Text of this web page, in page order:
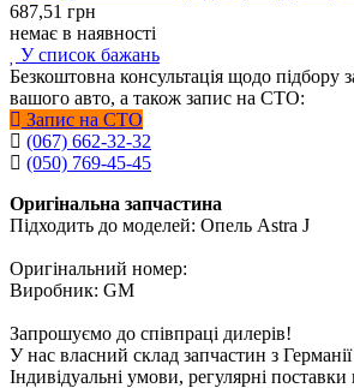
687,51 грн
немає в наявності
У список бажань
Безкоштовна консультація щодо підбору
вашого авто, а також запис на СТО:
Запис на СТО
(067) 662-32-32
(050) 769-45-45
Оригінальна запчастина
Підходить до моделей: Опель Astra J
Оригінальний номер:
Виробник: GM
Запрошуємо до співпраці дилерів!
У нас власний склад запчастин з Германії
Індивідуальні умови, регулярні